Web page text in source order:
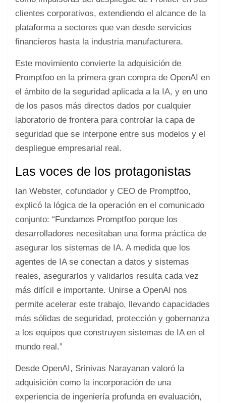
clientes corporativos, extendiendo el alcance de la
plataforma a sectores que van desde servicios
financieros hasta la industria manufacturera.
Este movimiento convierte la adquisición de
Promptfoo en la primera gran compra de OpenAI en
el ámbito de la seguridad aplicada a la IA, y en uno
de los pasos más directos dados por cualquier
laboratorio de frontera para controlar la capa de
seguridad que se interpone entre sus modelos y el
despliegue empresarial real.
Las voces de los protagonistas
Ian Webster, cofundador y CEO de Promptfoo,
explicó la lógica de la operación en el comunicado
conjunto: “Fundamos Promptfoo porque los
desarrolladores necesitaban una forma práctica de
asegurar los sistemas de IA. A medida que los
agentes de IA se conectan a datos y sistemas
reales, asegurarlos y validarlos resulta cada vez
más difícil e importante. Unirse a OpenAI nos
permite acelerar este trabajo, llevando capacidades
más sólidas de seguridad, protección y gobernanza
a los equipos que construyen sistemas de IA en el
mundo real.”
Desde OpenAI, Srinivas Narayanan valoró la
adquisición como la incorporación de una
experiencia de ingeniería profunda en evaluación,